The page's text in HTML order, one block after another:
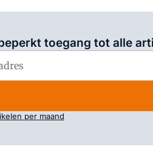
toegang tot alle
per maand